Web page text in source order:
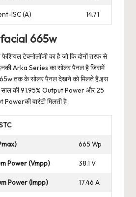
ISC (A) 14.71
665w
टेक्नोलॉजी का है जो कि दोनों तरफ से
Arka Series का सोलर पैनल है जिसमें
तक के सोलर पैनल देखने को मिलते हैं.इस
की 91.95% Output Power और 25
वारंटी मिलती है .
665 Wp
Power (Vmpp) 38.1 V
Power (Impp) 17.46 A